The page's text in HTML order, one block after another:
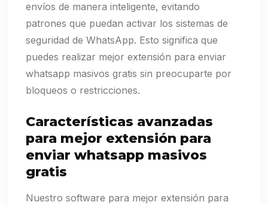
envíos de manera inteligente, evitando
patrones que puedan activar los sistemas de
seguridad de WhatsApp. Esto significa que
puedes realizar mejor extensión para enviar
whatsapp masivos gratis sin preocuparte por
bloqueos o restricciones.
Características avanzadas
para mejor extensión para
enviar whatsapp masivos
gratis
Nuestro software para mejor extensión para